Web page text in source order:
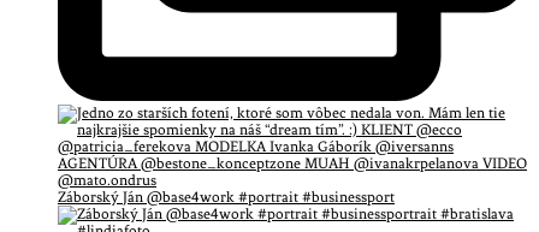
Záborský Ján @base4work #portrait #businessport